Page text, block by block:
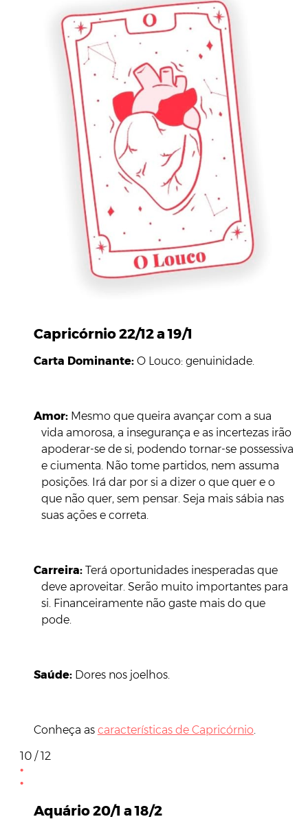
Capricórnio 22/12 a 19/1
Carta Dominante: O Louco: genuinidade.
Amor:Mesmo que queira avançar com a sua
vida amorosa, a insegurança e as incertezas irão
apoderar-se de si, podendo tornar-se possessiva
e ciumenta. Não tome partidos, nem assuma
posições. Irá dar por si a dizer o que quer e o
que não quer, sem pensar. Seja mais sábia nas
suas ações e correta.
Carreira:Terá oportunidades inesperadas que
deve aproveitar. Serão muito importantes para
si. Financeiramente não gaste mais do que
pode.
Saúde: Dores nos joelhos.
Conheça as características de Capricórnio
10 / 12
Aquário 20/1 a 18/2